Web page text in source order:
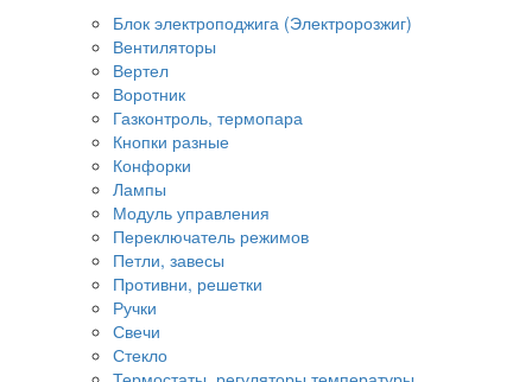
Блок электроподжига (Электророзжиг)
Вентиляторы
Вертел
Воротник
Газконтроль, термопара
Кнопки разные
Конфорки
Лампы
Модуль управления
Переключатель режимов
Петли, завесы
Противни, решетки
Ручки
Свечи
Стекло